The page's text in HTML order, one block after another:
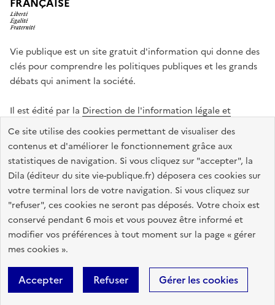
Ce site utilise des cookies permettant de visualiser des
contenus et d'améliorer le fonctionnement grâce aux
statistiques de navigation. Si vous cliquez sur "accepter", la
Dila (éditeur du site vie-publique.fr) déposera ces cookies sur
votre terminal lors de votre navigation. Si vous cliquez sur
"refuser", ces cookies ne seront pas déposés. Votre choix est
conservé pendant 6 mois et vous pouvez être informé et
modifier vos préférences à tout moment sur la page « gérer
mes cookies ».
Accepter Refuser Gérer les cookies
FRANÇAISE
Vie publique est un site gratuit d'information qui donne des
clés pour comprendre les politiques publiques et les grands
débats qui animent la société.
Il est édité par la Direction de l'information légale et
administrative
legifrance.gouv.fr info.gouv.fr
data.gouv.fr
service-public.gouv.fr
Accessibilité : totalement conforme
Données personnelles
Sauf mention contraire, tous les textes de ce site sont sous